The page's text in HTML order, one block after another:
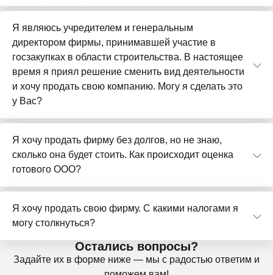
Я являюсь учредителем и генеральным
директором фирмы, принимавшей участие в
госзакупках в области строительства. В настоящее
время я приял решение сменить вид деятельности
и хочу продать свою компанию. Могу я сделать это
у Вас?
Я хочу продать фирму без долгов, но не знаю,
сколько она будет стоить. Как происходит оценка
готового ООО?
Я хочу продать свою фирму. С какими налогами я
могу столкнуться?
Остались вопросы?
Задайте их в форме ниже — мы с радостью ответим и